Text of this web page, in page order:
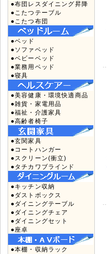
●布団レスダイニング昇降
●こたつテーブル
●こたつ布団
●ベッド
●ソファベッド
●ベビーベッド
●業務用ベッド
●寝具
●美容健康・環境快適商品
●雑貨・家電用品
●福祉・介護家具
●高齢者椅子
●玄関家具
●コートハンガー
●スクリーン(衝立)
●タチカワブラインド
●キッチン収納
●ダストボックス
●ダイニングテーブル
●ダイニングチェア
●ダイニングセット
●座卓
●本棚・収納ラック